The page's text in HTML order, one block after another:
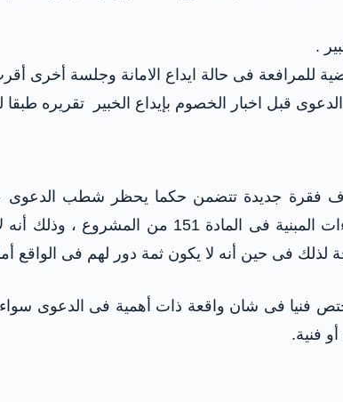
.
للمرافعة فى حالة ايداع الامانة وجلسة أخرى
قبل اخبار الخصوم بإيداع الخبير تقريره طبقا
135 أن المشرع أضاف فقرة جديدة تتضمن حكما يحظر
الخصوم بإيداع الخبير تقريره طبقا
لذلك فى حين أنه لا يكون ثمة دور لهم فى الواقع
فى شان واقعة ذات أهمية فى الدعوى سواء
فنية.